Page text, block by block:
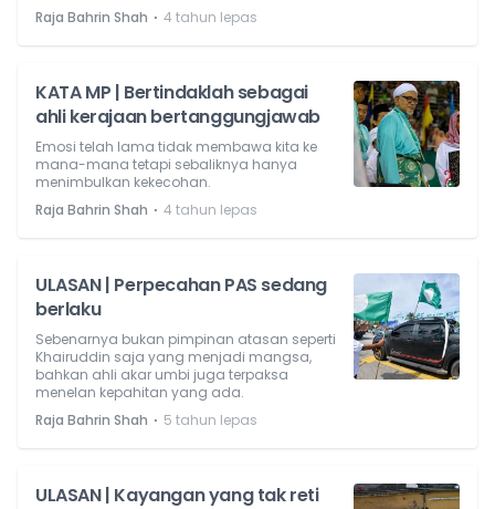
Raja Bahrin Shah ⋅ 4 tahun lepas
KATA MP | Bertindaklah sebagai
ahli kerajaan bertanggungjawab
Emosi telah lama tidak membawa kita ke
mana-mana tetapi sebaliknya hanya
menimbulkan kekecohan.
Raja Bahrin Shah ⋅ 4 tahun lepas
ULASAN | Perpecahan PAS sedang
berlaku
Sebenarnya bukan pimpinan atasan seperti
Khairuddin saja yang menjadi mangsa,
bahkan ahli akar umbi juga terpaksa
menelan kepahitan yang ada.
Raja Bahrin Shah ⋅ 5 tahun lepas
ULASAN | Kayangan yang tak reti